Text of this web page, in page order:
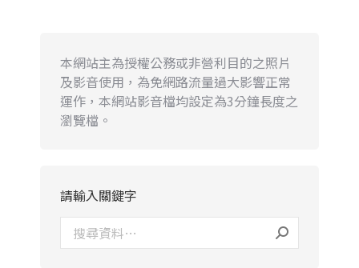
本網站主為授權公務或非營利目的之照片
及影音使用，為免網路流量過大影響正常
運作，本網站影音檔均設定為3分鐘長度之
瀏覽檔。
請輸入關鍵字